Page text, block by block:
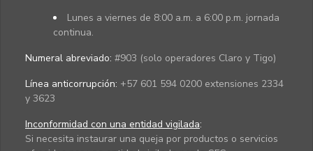
Lunes a viernes de 8:00 a.m. a 6:00 p.m. jornada
continua.
Numeral abreviado: #903 (solo operadores Claro y Tigo)
Línea anticorrupción: +57 601 594 0200 extensiones 2334
y 3623
Inconformidad con una entidad vigilada:
Si necesita instaurar una queja por productos o servicios